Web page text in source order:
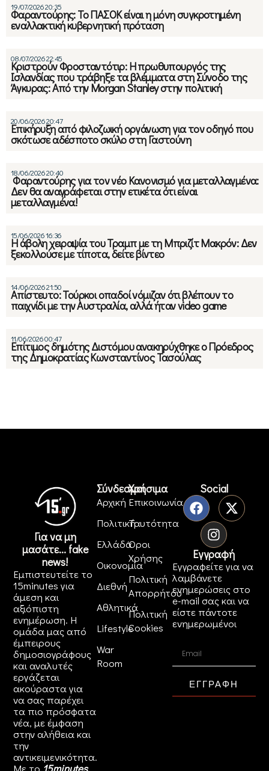
19/07/2026 20:35
Φαραντούρης: Το ΠΑΣΟΚ είναι η μόνη συγκροτημένη
εναλλακτική κυβερνητική πρόταση
08/07/2026 22:45
Κριστρούν Φροσταντότιρ: Η πρωθυπουργός της
Ισλανδίας που τράβηξε τα βλέμματα στη Σύνοδο της
Άγκυρας: Από την Morgan Stanley στην πολιτική
20/06/2026 20:47
Επικήρυξη από φιλοζωική οργάνωση για τον οδηγό που
σκότωσε αδέσποτο σκύλο στη Γαστούνη
18/06/2026 20:40
Φαραντούρης για τον νέο Κανονισμό για μεταλλαγμένα:
Δεν θα αναγράφεται στην ετικέτα ότι είναι
μεταλλαγμένα!
15/06/2026 16:36
Η άβολη χειραψία του Τραμπ με τη Μπριζίτ Μακρόν: Δεν
ξεκολλούσε με τίποτα, δείτε βίντεο
14/06/2026 21:50
Απίστευτο: Τούρκοι οπαδοί νόμιζαν ότι βλέπουν το
παιχνίδι με την Αυστραλία, αλλά ήταν video game
11/06/2026 00:47
Επίτιμος δημότης Διστόμου ανακηρύχθηκε ο Πρόεδρος
της Δημοκρατίας Κωνσταντίνος Τασούλας
Για να μη
μασάτε... fake
news!
Εμπιστευτείτε το
15minutes για
άμεση και
αξιόπιστη
ενημέρωση. Η
ομάδα μας από
έμπειρους
δημοσιογράφους
και αναλυτές
εργάζεται
ακούραστα για
να σας παρέχει
τα πιο πρόσφατα
νέα, με έμφαση
στην αλήθεια και
την
αντικειμενικότητα.
Σύνδεσμοι
Αρχική
Πολιτική
Ελλάδα
Οικονομία
Διεθνή
Αθλητικά
Lifestyle
War
Room
Χρήσιμα
Επικοινωνία
Ταυτότητα
Όροι
Χρήσης
Πολιτική
Απορρήτου
Πολιτική
Cookies
Social
Εγγραφή
Εγγραφείτε για να
λαμβάνετε
ενημερώσεις στο
e-mail σας και να
είστε πάντοτε
ενημερωμένοι
ΕΓΓΡΑΦΗ